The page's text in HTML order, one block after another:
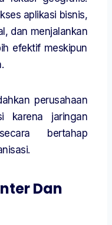
aplikasi bisnis,
dan menjalankan
efektif meskipun
perusahaan
karena jaringan
bertahap
Dan